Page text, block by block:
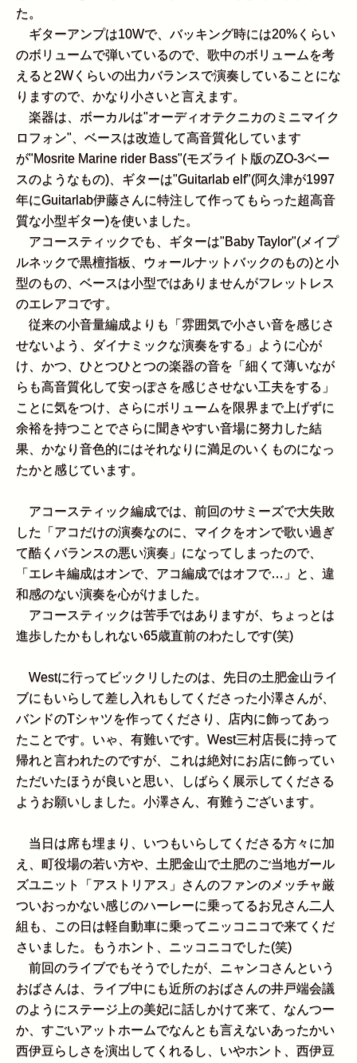
た。
ギターアンプは10Wで、バッキング時には20%くらい
のボリュームで弾いているので、歌中のボリュームを考
えると2Wくらいの出力バランスで演奏していることにな
りますので、かなり小さいと言えます。
楽器は、ボーカルは"オーディオテクニカのミニマイク
ロフォン"、ベースは改造して高音質化しています
が"Mosrite Marine rider Bass"(モズライト版のZO-3ベー
スのようなもの)、ギターは"Guitarlab elf"(阿久津が1997
年にGuitarlab伊藤さんに特注して作ってもらった超高音
質な小型ギター)を使いました。
アコースティックでも、ギターは"Baby Taylor"(メイプ
ルネックで黒檀指板、ウォールナットバックのもの)と小
型のもの、ベースは小型ではありませんがフレットレス
のエレアコです。
従来の小音量編成よりも「雰囲気で小さい音を感じさ
せないよう、ダイナミックな演奏をする」ように心が
け、かつ、ひとつひとつの楽器の音を「細くて薄いなが
らも高音質化して安っぽさを感じさせない工夫をする」
ことに気をつけ、さらにボリュームを限界まで上げずに
余裕を持つことでさらに聞きやすい音場に努力した結
果、かなり音色的にはそれなりに満足のいくものになっ
たかと感じています。
アコースティック編成では、前回のサミーズで大失敗
した「アコだけの演奏なのに、マイクをオンで歌い過ぎ
て酷くバランスの悪い演奏」になってしまったので、
「エレキ編成はオンで、アコ編成ではオフで…」と、違
和感のない演奏を心がけました。
アコースティックは苦手ではありますが、ちょっとは
進歩したかもしれない65歳直前のわたしです(笑)
Westに行ってビックリしたのは、先日の土肥金山ライ
ブにもいらして差し入れもしてくださった小澤さんが、
バンドのTシャツを作ってくださり、店内に飾ってあっ
たことです。いゃ、有難いです。West三村店長に持って
帰れと言われたのですが、これは絶対にお店に飾ってい
ただいたほうが良いと思い、しばらく展示してくださる
ようお願いしました。小澤さん、有難うございます。
当日は席も埋まり、いつもいらしてくださる方々に加
え、町役場の若い方や、土肥金山で土肥のご当地ガール
ズユニット「アストリアス」さんのファンのメッチャ厳
ついおっかない感じのハーレーに乗ってるお兄さん二人
組も、この日は軽自動車に乗ってニッコニコで来てくだ
さいました。もうホント、ニッコニコでした(笑)
前回のライブでもそうでしたが、ニャンコさんという
おばさんは、ライブ中にも近所のおばさんの井戸端会議
のようにステージ上の美妃に話しかけて来て、なんつー
か、すごいアットホームでなんとも言えないあったかい
西伊豆らしさを演出してくれるし、いやホント、西伊豆